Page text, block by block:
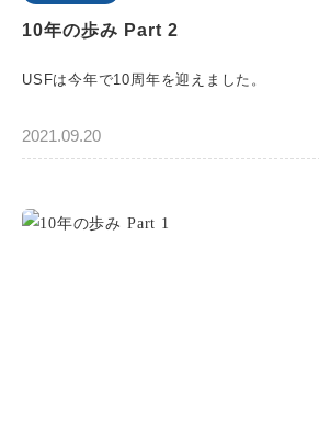
10年の歩み Part 2
USFは今年で10周年を迎えました。
2021.09.20